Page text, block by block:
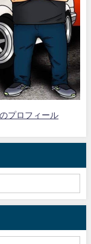
プロフィール